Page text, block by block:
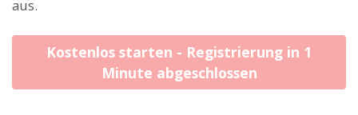
aus.
Kostenlos starten - Registrierung in 1
Minute abgeschlossen